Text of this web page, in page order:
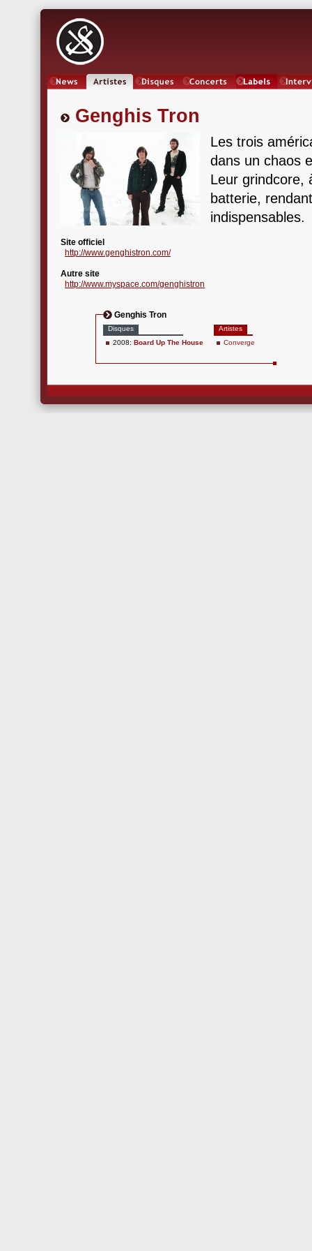
Genghis Tron
Les trois
dans un chaos
Leur grindcore,
batterie,
indispensables.
Site officiel
http://www.genghistron.com/
Autre site
http://www.myspace.com/genghistron
Genghis Tron
Disques
2008: Board Up The House
Artistes
Converge